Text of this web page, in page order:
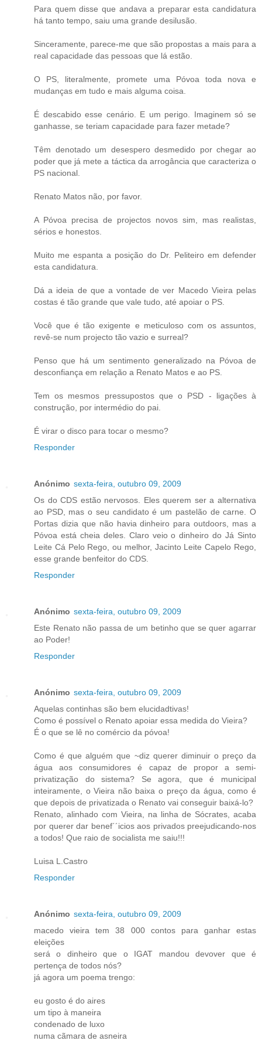
Para quem disse que andava a preparar esta candidatura
há tanto tempo, saiu uma grande desilusão.
Sinceramente, parece-me que são propostas a mais para a
real capacidade das pessoas que lá estão.
O PS, literalmente, promete uma Póvoa toda nova e
mudanças em tudo e mais alguma coisa.
É descabido esse cenário. E um perigo. Imaginem só se
ganhasse, se teriam capacidade para fazer metade?
Têm denotado um desespero desmedido por chegar ao
poder que já mete a táctica da arrogância que caracteriza o
PS nacional.
Renato Matos não, por favor.
A Póvoa precisa de projectos novos sim, mas realistas,
sérios e honestos.
Muito me espanta a posição do Dr. Peliteiro em defender
esta candidatura.
Dá a ideia de que a vontade de ver Macedo Vieira pelas
costas é tão grande que vale tudo, até apoiar o PS.
Você que é tão exigente e meticuloso com os assuntos,
revê-se num projecto tão vazio e surreal?
Penso que há um sentimento generalizado na Póvoa de
desconfiança em relação a Renato Matos e ao PS.
Tem os mesmos pressupostos que o PSD - ligações à
construção, por intermédio do pai.
É virar o disco para tocar o mesmo?
Responder
Anónimo sexta-feira, outubro 09, 2009
Os do CDS estão nervosos. Eles querem ser a alternativa
ao PSD, mas o seu candidato é um pastelão de carne. O
Portas dizia que não havia dinheiro para outdoors, mas a
Póvoa está cheia deles. Claro veio o dinheiro do Já Sinto
Leite Cá Pelo Rego, ou melhor, Jacinto Leite Capelo Rego,
esse grande benfeitor do CDS.
Responder
Anónimo sexta-feira, outubro 09, 2009
Este Renato não passa de um betinho que se quer agarrar
ao Poder!
Responder
Anónimo sexta-feira, outubro 09, 2009
Aquelas continhas são bem elucidadtivas!
Como é possível o Renato apoiar essa medida do Vieira?
É o que se lê no comércio da póvoa!
Como é que alguém que ~diz querer diminuir o preço da
água aos consumidores é capaz de propor a semi-
privatização do sistema? Se agora, que é municipal
inteiramente, o Vieira não baixa o preço da água, como é
que depois de privatizada o Renato vai conseguir baixá-lo?
Renato, alinhado com Vieira, na linha de Sócrates, acaba
por querer dar benef´´icios aos privados preejudicando-nos
a todos! Que raio de socialista me saiu!!!
Luisa L.Castro
Responder
Anónimo sexta-feira, outubro 09, 2009
macedo vieira tem 38 000 contos para ganhar estas
eleições
será o dinheiro que o IGAT mandou devover que é
pertença de todos nós?
já agora um poema trengo:
eu gosto é do aires
um tipo à maneira
condenado de luxo
numa cãmara de asneira